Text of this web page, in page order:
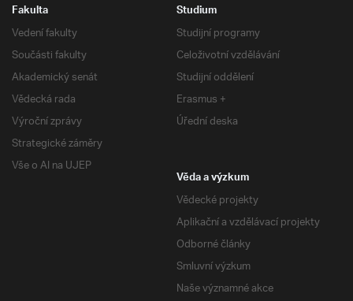
Fakulta
Vedení fakulty
Součásti fakulty
Akademický senát
Vědecká rada
Výroční zprávy
Strategické záměry
Vše o AI na UJEP
Studium
Studijní programy
Celoživotní vzdělávání
Studijní oddělení
Erasmus +
Úřední deska
Věda a výzkum
Vědecké projekty
Aplikační a vzdělávací projekty
Odborné články
Smluvní výzkum
Naše významné akce